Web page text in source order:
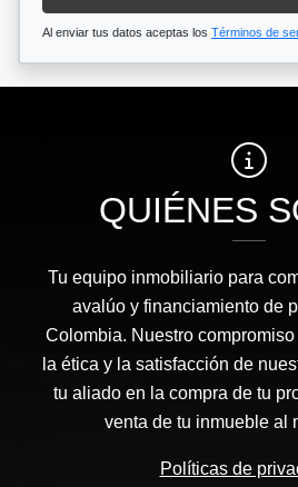
Al enviar tus datos aceptas los Términos de
QUIÉNES
Tu equipo inmobiliario para
avalúo y financiamiento de
Colombia. Nuestro
la ética y la satisfacción de
tu aliado en la compra de tu
venta de tu inmueble al
Políticas de